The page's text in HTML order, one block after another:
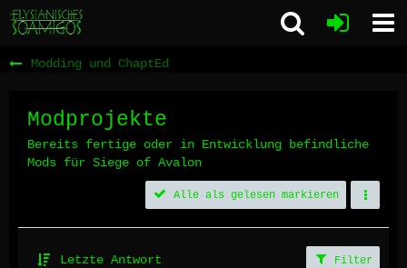
Modding und ChaptEd
Modprojekte
Bereits fertige oder in Entwicklung befindliche
Mods für Siege of Avalon
Alle als gelesen markieren
Letzte Antwort Filter